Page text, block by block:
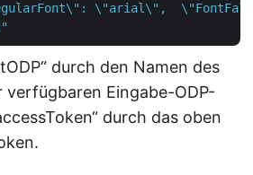
\"arial\",
durch den Namen des
verfügbaren Eingabe-ODP-
durch das oben